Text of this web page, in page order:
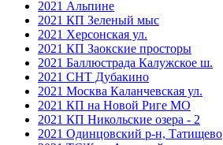
2021 Альпине
2021 КП Зеленый мыс
2021 Херсонская ул.
2021 КП Заокские просторы
2021 Баллюстрада Калужское ш.
2021 СНТ Дубакино
2021 Москва Каланчевская ул.
2021 КП на Новой Риге МО
2021 КП Никольские озера - 2
2021 Одинцовский р-н, Татищево